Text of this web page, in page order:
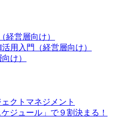
経営層向け）
用入門（経営層向け）
け）
クトマネジメント
ジュール」で９割決まる！